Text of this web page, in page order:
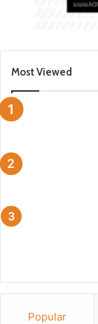
Most Viewed
Popular